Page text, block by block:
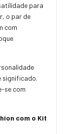
para
o par de
com
significado.
se com
com o Kit